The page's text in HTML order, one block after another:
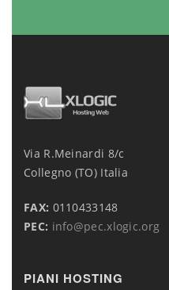
Via R.Meinardi 8/c
Collegno (TO) Italia
FAX: 0110433148
PEC: info@pec.xlogic.org
PIANI HOSTING